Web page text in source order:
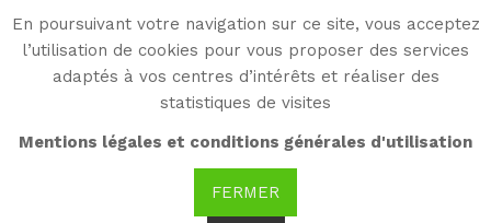
En poursuivant votre navigation sur ce site, vous acceptez
l’utilisation de cookies pour vous proposer des services
adaptés à vos centres d’intérêts et réaliser des
statistiques de visites
Mentions légales et conditions générales d'utilisation
FERMER
WG
Witold Gombrowicz
Dominique de Roux et
les "Cahiers de l’Herne"